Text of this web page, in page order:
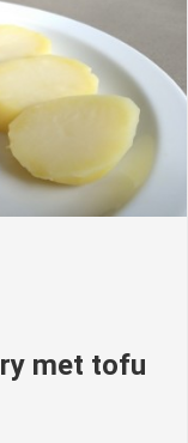
met tofu